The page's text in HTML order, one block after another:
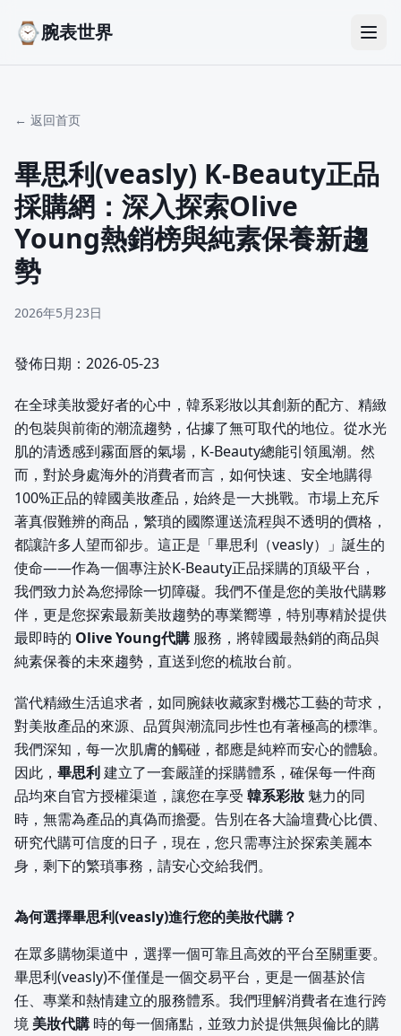
⌚腕表世界
← 返回首页
畢思利(veasly) K-Beauty正品
採購網：深入探索Olive
Young熱銷榜與純素保養新趨
勢
2026年5月23日
發佈日期：2026-05-23
在全球美妝愛好者的心中，韓系彩妝以其創新的配方、精緻
的包裝與前衛的潮流趨勢，佔據了無可取代的地位。從水光
肌的清透感到霧面唇的氣場，K-Beauty總能引領風潮。然
而，對於身處海外的消費者而言，如何快速、安全地購得
100%正品的韓國美妝產品，始終是一大挑戰。市場上充斥
著真假難辨的商品，繁瑣的國際運送流程與不透明的價格，
都讓許多人望而卻步。這正是「畢思利（veasly）」誕生的
使命——作為一個專注於K-Beauty正品採購的頂級平台，
我們致力於為您掃除一切障礙。我們不僅是您的美妝代購夥
伴，更是您探索最新美妝趨勢的專業嚮導，特別專精於提供
最即時的 Olive Young代購 服務，將韓國最熱銷的商品與
純素保養的未來趨勢，直送到您的梳妝台前。
當代精緻生活追求者，如同腕錶收藏家對機芯工藝的苛求，
對美妝產品的來源、品質與潮流同步性也有著極高的標準。
我們深知，每一次肌膚的觸碰，都應是純粹而安心的體驗。
因此， 畢思利建立了一套嚴謹的採購體系，確保每一件商
品均來自官方授權渠道，讓您在享受 韓系彩妝 魅力的同
時，無需為產品的真偽而擔憂。告別在各大論壇費心比價、
研究代購可信度的日子，現在，您只需專注於探索美麗本
身，剩下的繁瑣事務，請安心交給我們。
為何選擇畢思利(veasly)進行您的美妝代購？
在眾多購物渠道中，選擇一個可靠且高效的平台至關重要。
畢思利(veasly)不僅僅是一個交易平台，更是一個基於信
任、專業和熱情建立的服務體系。我們理解消費者在進行跨
境 美妝代購 時的每一個痛點，並致力於提供無與倫比的購